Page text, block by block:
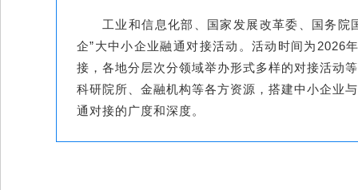
工业和信息化部、国家发展改革委、国务
企”大中小企业融通对接活动。活动时间为2026
接，各地分层次分领域举办形式多样的对接活动
科研院所、金融机构等各方资源，搭建中小企业
通对接的广度和深度。